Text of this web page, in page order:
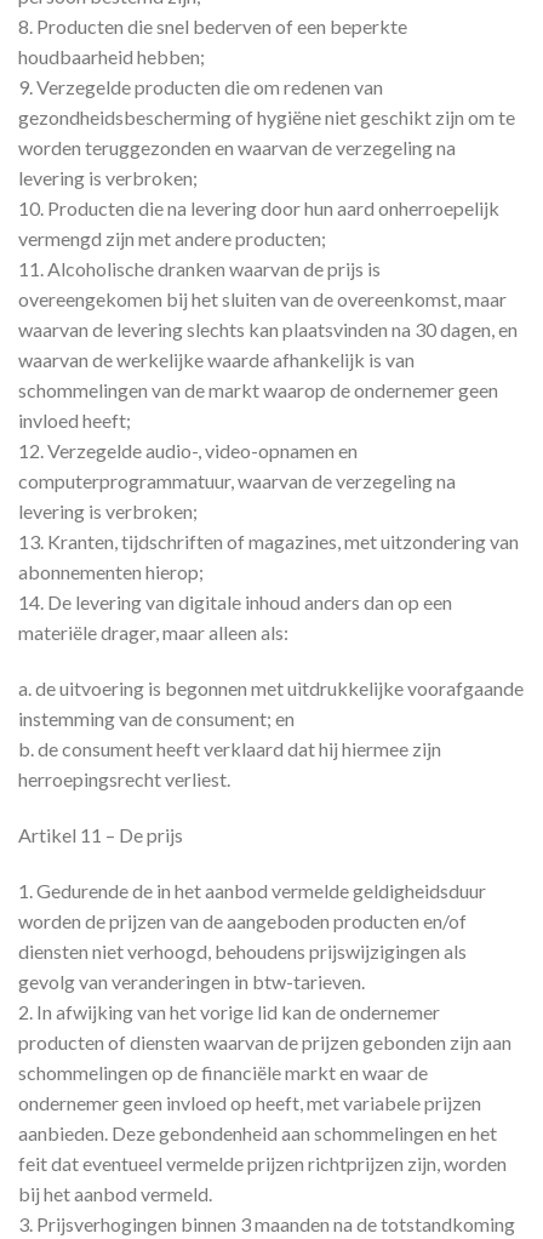
8. Producten die snel bederven of een beperkte
houdbaarheid hebben;
9. Verzegelde producten die om redenen van
gezondheidsbescherming of hygiëne niet geschikt zijn om te
worden teruggezonden en waarvan de verzegeling na
levering is verbroken;
10. Producten die na levering door hun aard onherroepelijk
vermengd zijn met andere producten;
11. Alcoholische dranken waarvan de prijs is
overeengekomen bij het sluiten van de overeenkomst, maar
waarvan de levering slechts kan plaatsvinden na 30 dagen, en
waarvan de werkelijke waarde afhankelijk is van
schommelingen van de markt waarop de ondernemer geen
invloed heeft;
12. Verzegelde audio-, video-opnamen en
computerprogrammatuur, waarvan de verzegeling na
levering is verbroken;
13. Kranten, tijdschriften of magazines, met uitzondering van
abonnementen hierop;
14. De levering van digitale inhoud anders dan op een
materiële drager, maar alleen als:
a. de uitvoering is begonnen met uitdrukkelijke voorafgaande
instemming van de consument; en
b. de consument heeft verklaard dat hij hiermee zijn
herroepingsrecht verliest.
Artikel 11 – De prijs
1. Gedurende de in het aanbod vermelde geldigheidsduur
worden de prijzen van de aangeboden producten en/of
diensten niet verhoogd, behoudens prijswijzigingen als
gevolg van veranderingen in btw-tarieven.
2. In afwijking van het vorige lid kan de ondernemer
producten of diensten waarvan de prijzen gebonden zijn aan
schommelingen op de financiële markt en waar de
ondernemer geen invloed op heeft, met variabele prijzen
aanbieden. Deze gebondenheid aan schommelingen en het
feit dat eventueel vermelde prijzen richtprijzen zijn, worden
bij het aanbod vermeld.
3. Prijsverhogingen binnen 3 maanden na de totstandkoming